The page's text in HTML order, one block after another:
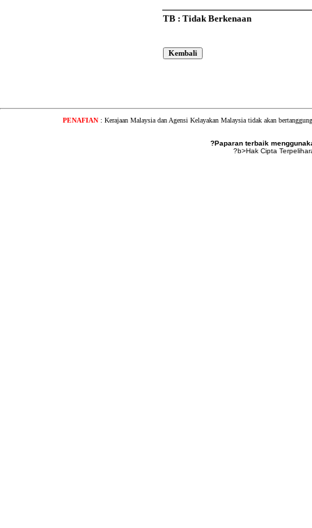
TB : Tidak Berkenaan
PENAFIAN : Kerajaan Malaysia dan Agensi Kelayakan Malaysia tidak akan
?Paparan terbaik
?b>Hak Cipta